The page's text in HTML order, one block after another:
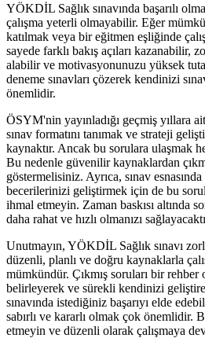
YÖKDİL Sağlık sınavında başarılı
çalışma yeterli olmayabilir. Eğer
katılmak veya bir eğitmen eşliğinde
sayede farklı bakış açıları kazanabilir,
alabilir ve motivasyonunuzu yüksek
deneme sınavları çözerek kendinizi
önemlidir.
ÖSYM'nin yayınladığı geçmiş yıllara
sınav formatını tanımak ve strateji
kaynaktır. Ancak bu sorulara ulaşmak
Bu nedenle güvenilir kaynaklardan
göstermelisiniz. Ayrıca, sınav
becerilerinizi geliştirmek için de bu
ihmal etmeyin. Zaman baskısı altında
daha rahat ve hızlı olmanızı
Unutmayın, YÖKDİL Sağlık sınavı
düzenli, planlı ve doğru kaynaklarla
mümkündür. Çıkmış soruları bir
belirleyerek ve sürekli kendinizi
sınavında istediğiniz başarıyı elde
sabırlı ve kararlı olmak çok önemlidir.
etmeyin ve düzenli olarak çalışmaya